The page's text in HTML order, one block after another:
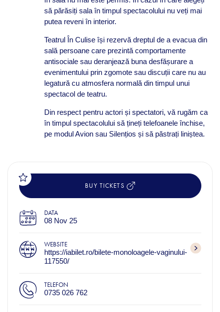
să părăsiți sala în timpul spectacolului nu veți mai
putea reveni în interior.
Teatrul În Culise își rezervă dreptul de a evacua din
sală persoane care prezintă comportamente
antisociale sau deranjează buna desfășurare a
evenimentului prin zgomote sau discuții care nu au
legatură cu atmosfera normală din timpul unui
spectacol de teatru.
Din respect pentru actori și spectatori, vă rugăm ca
în timpul spectacolului să țineți telefoanele închise,
pe modul Avion sau Silențios și să păstrați liniștea.
BUY TICKETS
DATA
08 Nov 25
WEBSITE
https://iabilet.ro/bilete-monoloagele-vaginului-
117550/
TELEFON
0735 026 762